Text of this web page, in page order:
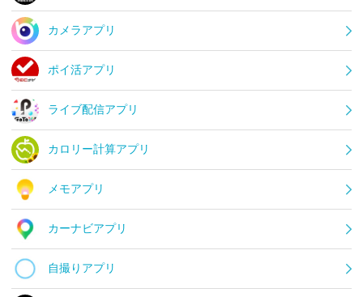
カメラアプリ
ポイ活アプリ
ライブ配信アプリ
カロリー計算アプリ
メモアプリ
カーナビアプリ
自撮りアプリ